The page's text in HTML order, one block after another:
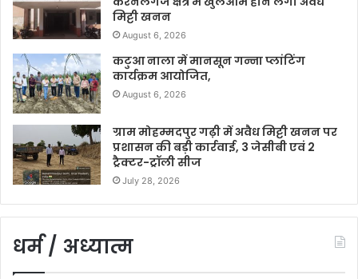
मिट्टी खनन
August 6, 2026
कटुआ नाला में मानसून गन्ना प्लांटिंग
कार्यक्रम आयोजित,
August 6, 2026
ग्राम मोहम्मदपुर गढ़ी में अवैध मिट्टी खनन पर
प्रशासन की बड़ी कार्रवाई, 3 जेसीबी एवं 2
ट्रैक्टर-ट्रॉली सीज
July 28, 2026
धर्म / अध्यात्म